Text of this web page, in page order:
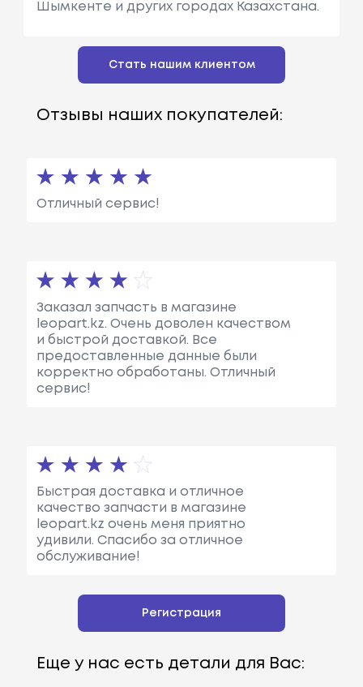
Шымкенте и других городах Казахстана.
Стать нашим клиентом
Отзывы наших покупателей:
Отличный сервис!
Заказал запчасть в магазине
leopart.kz. Очень доволен качеством
и быстрой доставкой. Все
предоставленные данные были
корректно обработаны. Отличный
сервис!
Быстрая доставка и отличное
качество запчасти в магазине
leopart.kz очень меня приятно
удивили. Спасибо за отличное
обслуживание!
Регистрация
Еще у нас есть детали для Вас: